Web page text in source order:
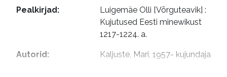
Pealkirjad:
Luigemäe Olli [Võrguteavik] :
Kujutused Eesti minewikust
1217-1224. a.
Autorid: Kaljuste, Mari, 1957- kujundaja